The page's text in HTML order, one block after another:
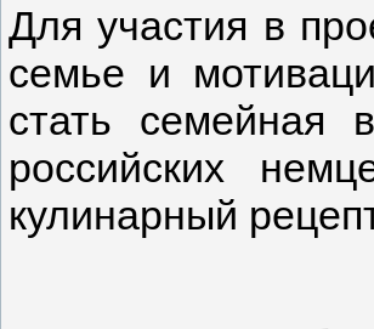
Для участия в
семье и
стать семейная
российских
кулинарный